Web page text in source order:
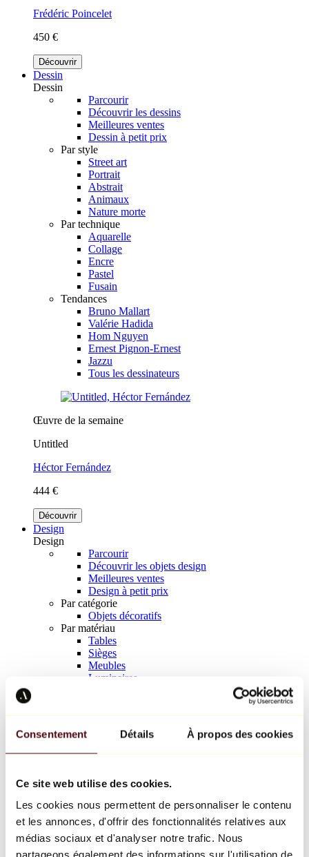
Consentement Détails À propos des cookies
Ce site web utilise des cookies.
Les cookies nous permettent de personnaliser le contenu
et les annonces, d'offrir des fonctionnalités relatives aux
médias sociaux et d'analyser notre trafic. Nous
partageons également des informations sur l'utilisation de
Frédéric Poincelet
450 €
Découvrir
Dessin
Dessin
Parcourir
Découvrir les dessins
Meilleures ventes
Dessin à petit prix
Par style
Street art
Portrait
Abstrait
Animaux
Nature morte
Par technique
Aquarelle
Collage
Encre
Pastel
Fusain
Tendances
Bruno Mallart
Valérie Hadida
Hom Nguyen
Ernest Pignon-Ernest
Jazzu
Tous les dessinateurs
Œuvre de la semaine
Untitled
Héctor Fernández
444 €
Découvrir
Design
Design
Parcourir
Découvrir les objets design
Meilleures ventes
Design à petit prix
Par catégorie
Objets décoratifs
Par matériau
Tables
Sièges
Meubles
Luminaires
Richard Orlinski
Keith Haring
Jeff Koons
Jean-Michel Basquiat
Tous les designers
Œuvre de la semaine